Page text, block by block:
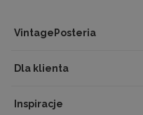
VintagePosteria
Dla klienta
Inspiracje